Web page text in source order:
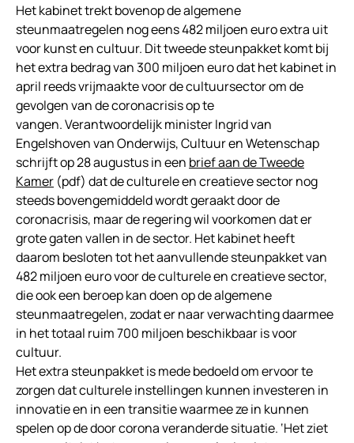
Het kabinet trekt bovenop de algemene
steunmaatregelen nog eens 482 miljoen euro extra uit
voor kunst en cultuur. Dit tweede steunpakket komt bij
het extra bedrag van 300 miljoen euro dat het kabinet in
april reeds vrijmaakte voor de cultuursector om de
gevolgen van de coronacrisis op te
vangen. Verantwoordelijk minister Ingrid van
Engelshoven van Onderwijs, Cultuur en Wetenschap
schrijft op 28 augustus in een brief aan de Tweede
Kamer (pdf) dat de culturele en creatieve sector nog
steeds bovengemiddeld wordt geraakt door de
coronacrisis, maar de regering wil voorkomen dat er
grote gaten vallen in de sector. Het kabinet heeft
daarom besloten tot het aanvullende steunpakket van
482 miljoen euro voor de culturele en creatieve sector,
die ook een beroep kan doen op de algemene
steunmaatregelen, zodat er naar verwachting daarmee
in het totaal ruim 700 miljoen beschikbaar is voor
cultuur.
Het extra steunpakket is mede bedoeld om ervoor te
zorgen dat culturele instellingen kunnen investeren in
innovatie en in een transitie waarmee ze in kunnen
spelen op de door corona veranderde situatie. ‘Het ziet